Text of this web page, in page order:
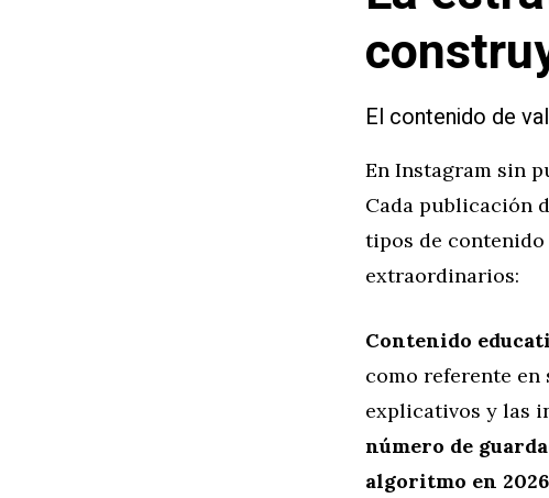
El contenido de
En Instagram sin
Cada publicación
tipos de
extraordinarios:
Contenido
como referente en
explicativos y las
número de
algoritmo en 2026